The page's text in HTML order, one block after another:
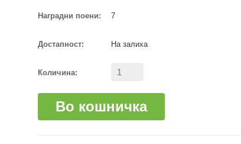
Наградни поени: 7
Достапност: На залиха
Количина:
Во кошничка